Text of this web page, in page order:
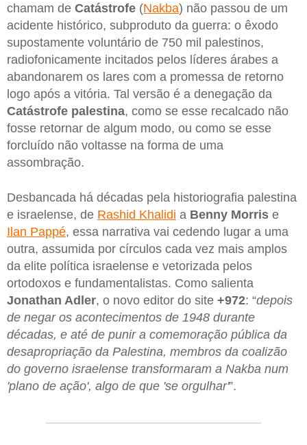
chamam de Catástrofe (Nakba) não passou de um
acidente histórico, subproduto da guerra: o êxodo
supostamente voluntário de 750 mil palestinos,
radiofonicamente incitados pelos líderes árabes a
abandonarem os lares com a promessa de retorno
logo após a vitória. Tal versão é a denegação da
Catástrofe palestina, como se esse recalcado não
fosse retornar de algum modo, ou como se esse
forcluído não voltasse na forma de uma
assombração.
Desbancada há décadas pela historiografia palestina
e israelense, de Rashid Khalidi a Benny Morris e
Ilan Pappé, essa narrativa vai cedendo lugar a uma
outra, assumida por círculos cada vez mais amplos
da elite política israelense e vetorizada pelos
ortodoxos e fundamentalistas. Como salienta
Jonathan Adler, o novo editor do site +972: “depois
de negar os acontecimentos de 1948 durante
décadas, e até de punir a comemoração pública da
desapropriação da Palestina, membros da coalizão
do governo israelense transformaram a Nakba num
'plano de ação', algo de que 'se orgulhar'”.